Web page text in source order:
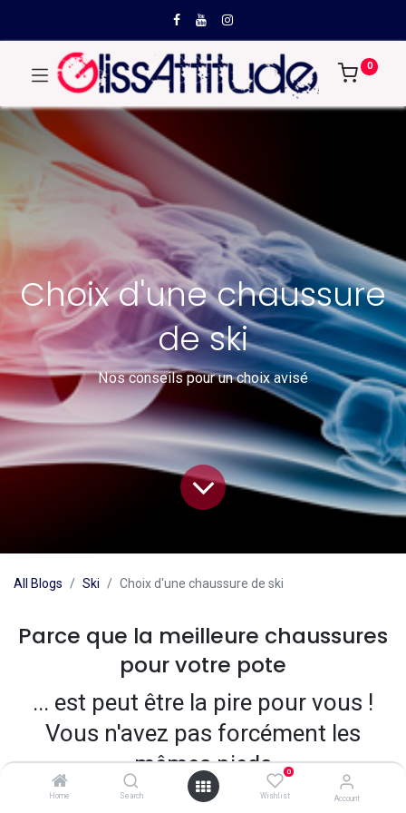
Home Search
0
Wishlist Account
0
Choix d'une chaussure
de ski
Nos conseils pour un choix avisé
All Blogs Ski Choix d'une chaussure de ski
Parce que la meilleure chaussures
pour votre pote
... est peut être la pire pour vous !
Vous n'avez pas forcément les
mêmes pieds
Nos services
On vous conseille
pour vous éviter les
Le bon modèle
une question